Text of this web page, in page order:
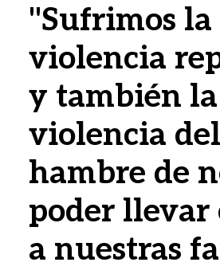
"Sufrimos la
violencia
y también la
violencia del
hambre de
poder llevar
a nuestras